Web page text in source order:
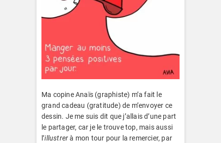
Ma copine Anaïs (graphiste) m’a fait le
grand cadeau (gratitude) de m’envoyer ce
dessin. Je me suis dit que j’allais d’une part
le partager, car je le trouve top, mais aussi
l’illustrerà mon tour pour la remercier, par